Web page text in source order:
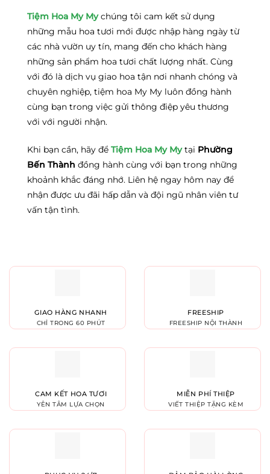
Tiệm Hoa My Mychúng tôi cam kết sử dụng
những mẫu hoa tươi mới được nhập hàng ngày từ
các nhà vườn uy tín, mang đến cho khách hàng
những sản phẩm hoa tươi chất lượng nhất. Cùng
với đó là dịch vụ giao hoa tận nơi nhanh chóng và
chuyên nghiệp, tiệm hoa My My luôn đồng hành
cùng bạn trong việc gửi thông điệp yêu thương
với với người nhận.
Khi bạn cần, hãy để Tiệm Hoa My Mytại Phường
Bến Thành đồng hành cùng với bạn trong những
khoảnh khắc đáng nhớ. Liên hệ ngay hôm nay để
nhận được ưu đãi hấp dẫn và đội ngũ nhân viên tư
vấn tận tình.
GIAO HÀNG NHANH
CHỈ TRONG 60 PHÚT
FREESHIP
FREESHIP NỘI THÀNH
CAM KẾT HOA TƯƠI
YÊN TÂM LỰA CHỌN
MIỄN PHÍ THIỆP
VIẾT THIỆP TẶNG KÈM